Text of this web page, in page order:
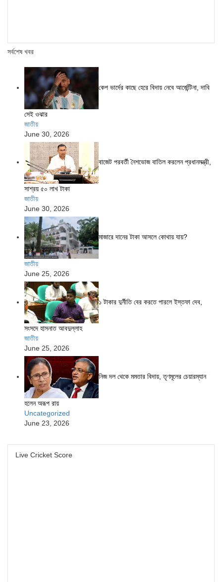
সর্বশেষ খবর
কেপ ভার্দের কাছে হেরে বিদায় নেবে আর্জেন্টিনা, দাবি
সেই ওঝার
জাতীয়
June 30, 2026
বাজেট পরবর্তী নৈশভোজ বাতিল করলেন প্রধানমন্ত্রী,
সাশ্রয় ৫০ লাখ টাকা
জাতীয়
June 30, 2026
মাজারে দানের টাকা আসলে কোথায় যায়?
জাতীয়
June 25, 2026
১ টাকার দুর্নীতি বের করতে পারলে ইস্তফা দেব,
সংসদে হাসনাত আবদুল্লাহ
জাতীয়
June 25, 2026
নিজ দল থেকে মমতার বিদায়, তৃণমূলের চেয়ারম্যান
হলেন অরূপ রায়
Uncategorized
June 23, 2026
Live Cricket Score